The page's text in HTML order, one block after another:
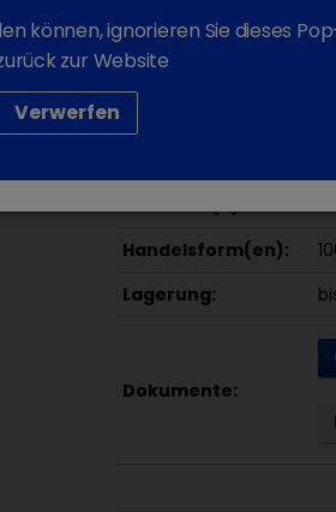
Kautabletten für
Zur symptomatischen
entzündungsbedingten
Katzen.
Handelsform(en):
Lagerung:
Dokumente:
können, ignorieren Sie dieses
zur Website
Verwerfen